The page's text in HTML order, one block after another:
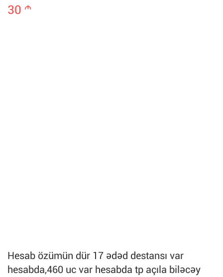
30 m
Hesab özümün dür 17 ədəd destansı var
hesabda,460 uc var hesabda tp açıla biləcəy